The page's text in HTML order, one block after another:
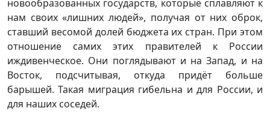
новообразованных государств, которые сплавляют к
нам своих «лишних людей», получая от них оброк,
ставший весомой долей бюджета их стран. При этом
отношение самих этих правителей к России
иждивенческое. Они поглядывают и на Запад, и на
Восток, подсчитывая, откуда придёт больше
барышей. Такая миграция гибельна и для России, и
для наших соседей.